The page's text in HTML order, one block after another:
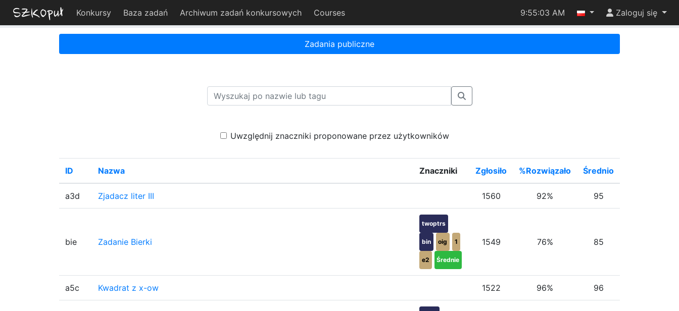
Konkursy Baza zadań Archiwum zadań konkursowych Courses 9:55:03 AM Zaloguj się
Zadania publiczne
Uwzględnij znaczniki proponowane przez użytkowników
ID Nazwa Znaczniki Zgłosiło %Rozwiązało Średnio
a3d Zjadacz liter III 1560 92% 95
bie Zadanie Bierki
twoptrs
bin oig 1
e2 Średnie
1549 76% 85
a5c Kwadrat z x-ow 1522 96% 96